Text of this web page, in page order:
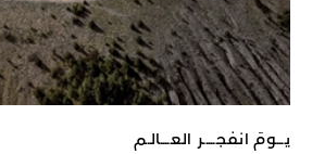
يـــومَ انفجـــــر العــــالـم